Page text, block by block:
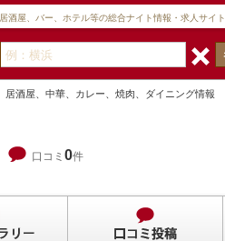
酒屋、バー、ホテル等の総合ナイト情報・求人サイト
酒屋、中華、カレー、焼肉、ダイニング情報
口コミ 0件